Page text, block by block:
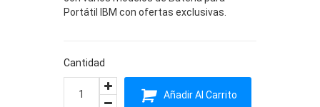
Portátil IBM con ofertas exclusivas.
Cantidad
Añadir Al Carrito